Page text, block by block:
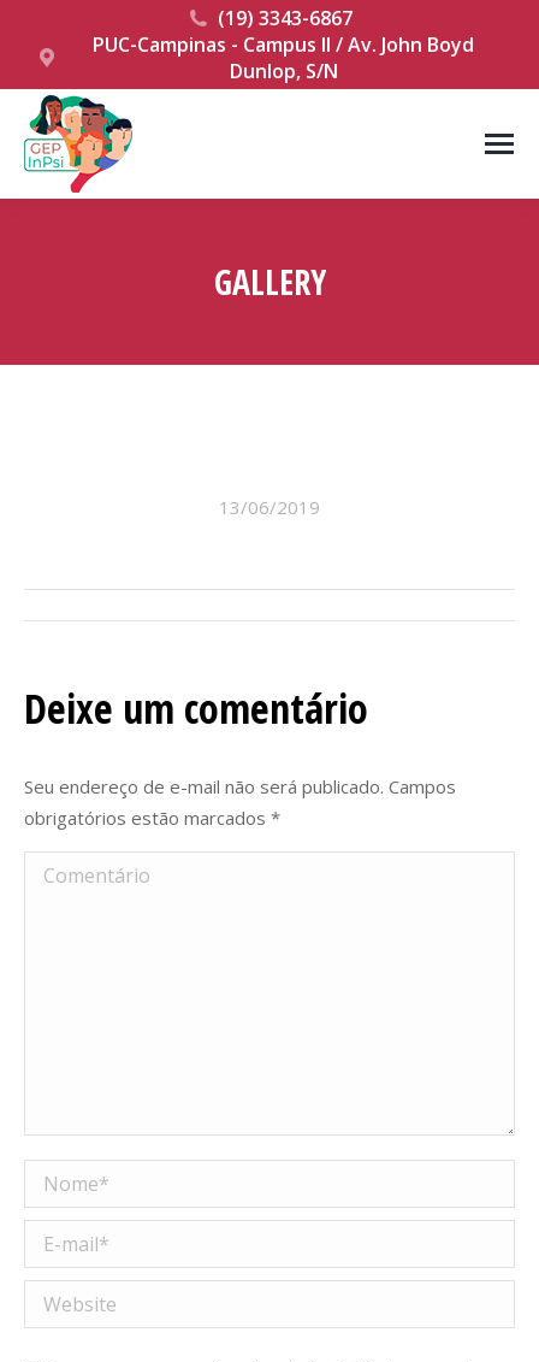
(19) 3343-6867
PUC-Campinas - Campus II / Av. John Boyd
Dunlop, S/N
GALLERY
13/06/2019
Navegação
do
Álbum
Deixe um comentário
Seu endereço de e-mail não será publicado. Campos
obrigatórios estão marcados *
Comentário
Nome *
E-mail *
Website